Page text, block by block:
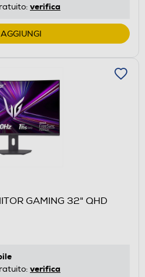
verifica
AGGIUNGI
GAMING 32" QHD
verifica